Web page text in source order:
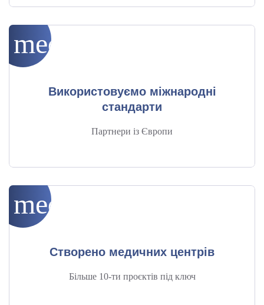
Сучасні клініки
обладнання, а й забезпечити його безперебійну роботу.
діагностики, довговічності апаратури та довіри пацієнтів.
Монтаж медичного обладнання — це процес, який вимагає
медична система.
medical_services
Використовуємо міжнародні
стандарти
Партнери із Європи
medical_services
Створено медичних центрів
Більше 10-ти проєктів під ключ